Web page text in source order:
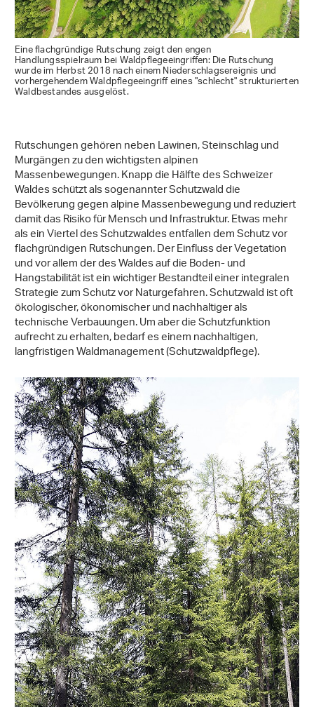
Eine flachgründige Rutschung zeigt den engen
Handlungsspielraum bei Waldpflegeeingriffen: Die Rutschung
wurde im Herbst 2018 nach einem Niederschlagsereignis und
vorhergehendem Waldpflegeeingriff eines "schlecht" strukturierten
Waldbestandes ausgelöst.
Rutschungen gehören neben Lawinen, Steinschlag und
Murgängen zu den wichtigsten alpinen
Massenbewegungen. Knapp die Hälfte des Schweizer
Waldes schützt als sogenannter Schutzwald die
Bevölkerung gegen alpine Massenbewegung und reduziert
damit das Risiko für Mensch und Infrastruktur. Etwas mehr
als ein Viertel des Schutzwaldes entfallen dem Schutz vor
flachgründigen Rutschungen. Der Einfluss der Vegetation
und vor allem der des Waldes auf die Boden- und
Hangstabilität ist ein wichtiger Bestandteil einer integralen
Strategie zum Schutz vor Naturgefahren. Schutzwald ist oft
ökologischer, ökonomischer und nachhaltiger als
technische Verbauungen. Um aber die Schutzfunktion
aufrecht zu erhalten, bedarf es einem nachhaltigen,
langfristigen Waldmanagement (Schutzwaldpflege).